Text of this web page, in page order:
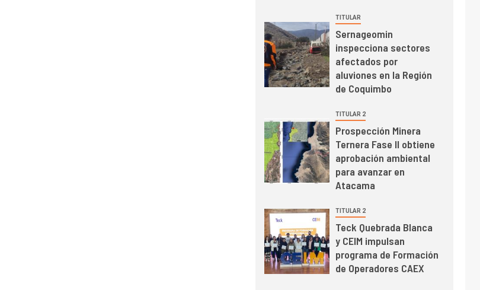
PIB minero impacta el
crecimiento regional:
Banco Central reporta
resultados dispares en
el primer trimestre
4
Informe bimensual de
Cochilco: precio del
cobre alcanza
máximos por escasez
de concentrados
5 I+D
Estudio revela cómo el
precio del cobre y
educación superior se
mineras
6 I+D
BHP proyecta
producción de cobre
cercana a 2 millones
de toneladas tras
TITULAR
Sernageomin
inspecciona sectores
afectados por
aluviones en la Región
de Coquimbo
TITULAR 2
Prospección Minera
Ternera Fase II obtiene
aprobación ambiental
para avanzar en
Atacama
TITULAR 2
Teck Quebrada Blanca
y CEIM impulsan
programa de Formación
de Operadores CAEX